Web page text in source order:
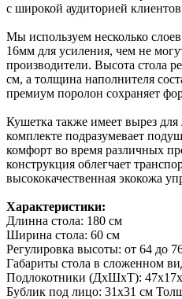
с широкой аудиторией
Мы используем несколько
16мм для усиления, чем не
производители. Высота стола
см, а толщина наполнителя
премиум поролон сохраняет
Кушетка также имеет вырез для
комплекте подразумевает
комфорт во время различных
конструкция облегчает
высококачественная экокожа
Характеристики:
Длинна стола: 180 см
Ширина стола: 60 см
Регулировка высоты: от 64 до
Габариты стола в сложенном
Подлокотники (ДхШхТ):
Бублик под лицо: 31х31 см